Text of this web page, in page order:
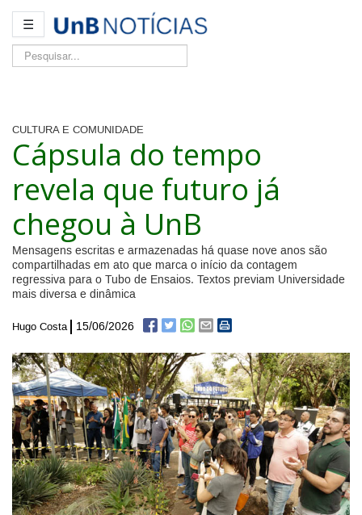
☰
Pesquisar...
CULTURA E COMUNIDADE
Cápsula do tempo
revela que futuro já
chegou à UnB
Mensagens escritas e armazenadas há quase nove anos são
compartilhadas em ato que marca o início da contagem
regressiva para o Tubo de Ensaios. Textos previam Universidade
mais diversa e dinâmica
Hugo Costa 15/06/2026